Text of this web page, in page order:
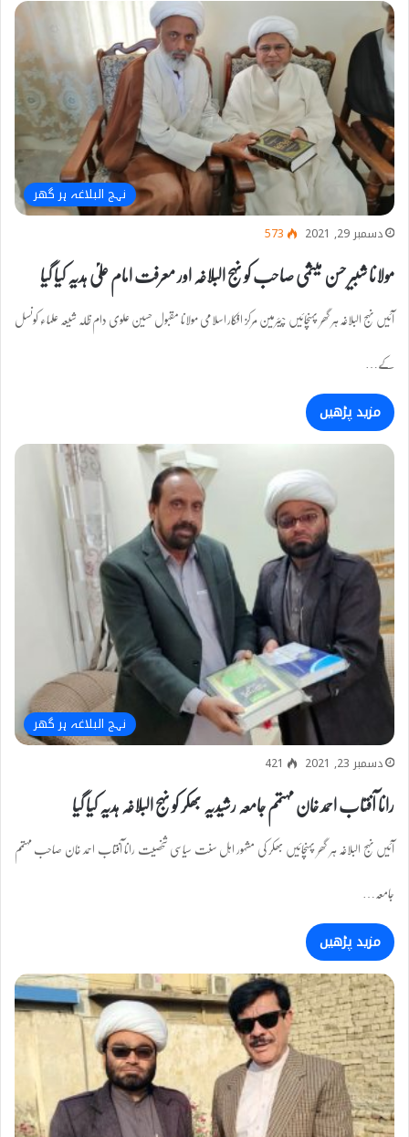
نہج البلاغہ ہر گھر
دسمبر 29, 2021 573
مولانا شبیر حسن میثمی صاحب کو نہج البلاغہ اور معرفت امام علیؑ ہدیہ کیا گیا
آئیں نہج البلاغہ ہر گھر پہنچائیں چیئرمین مرکز افکار اسلامی مولانا مقبول حسین علوی دام ظلہ شیعہ علماء کونسل
کے…
مزید پڑھیں
نہج البلاغہ ہر گھر
دسمبر 23, 2021 421
رانا آفتاب احمد خان مہتمم جامعہ رشیدیہ بھکر کو نہج البلاغہ ہدیہ کیا گیا
آئیں نہج البلاغہ ہر گھر پہنچائیں بھکر کی مشہور اہل سنت سیاسی شخصیت رانا آفتاب احمد خان صاحب مہتمم
جامعہ…
مزید پڑھیں